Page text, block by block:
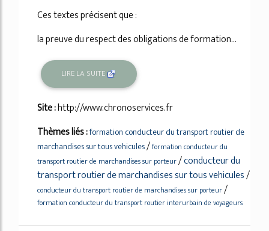
Ces textes précisent que :
la preuve du respect des obligations de formation...
LIRE LA SUITE
Site :http://www.chronoservices.fr
Thèmes liés :formation conducteur du transport routier de
marchandises sur tous vehicules/formation conducteur du
transport routier de marchandises sur porteur/conducteur du
transport routier de marchandises sur tous vehicules/
conducteur du transport routier de marchandises sur porteur/
formation conducteur du transport routier interurbain de voyageurs